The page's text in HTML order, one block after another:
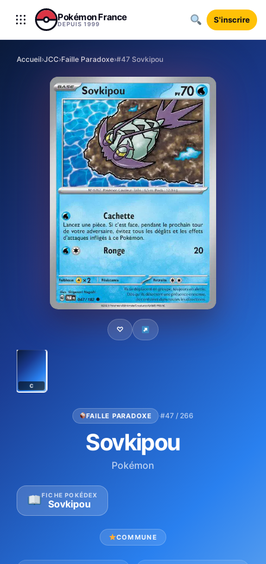
Aller au contenu
Pokémon France
DEPUIS 1999 S'inscrire
Accueil›JCC›Faille Paradoxe›#47 Sovkipou
♡
C
FAILLE PARADOXE ·#47 / 266
Sovkipou
Pokémon
FICHE POKÉDEX
Sovkipou
COMMUNE